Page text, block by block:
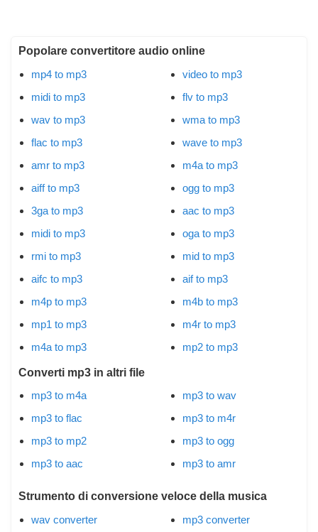
Popolare convertitore audio online
mp4 to mp3
midi to mp3
wav to mp3
flac to mp3
amr to mp3
aiff to mp3
3ga to mp3
midi to mp3
rmi to mp3
aifc to mp3
m4p to mp3
mp1 to mp3
m4a to mp3
video to mp3
flv to mp3
wma to mp3
wave to mp3
m4a to mp3
ogg to mp3
aac to mp3
oga to mp3
mid to mp3
aif to mp3
m4b to mp3
m4r to mp3
mp2 to mp3
Converti mp3 in altri file
mp3 to m4a
mp3 to flac
mp3 to mp2
mp3 to aac
mp3 to wav
mp3 to m4r
mp3 to ogg
mp3 to amr
Strumento di conversione veloce della musica
wav converter
mp3 converter